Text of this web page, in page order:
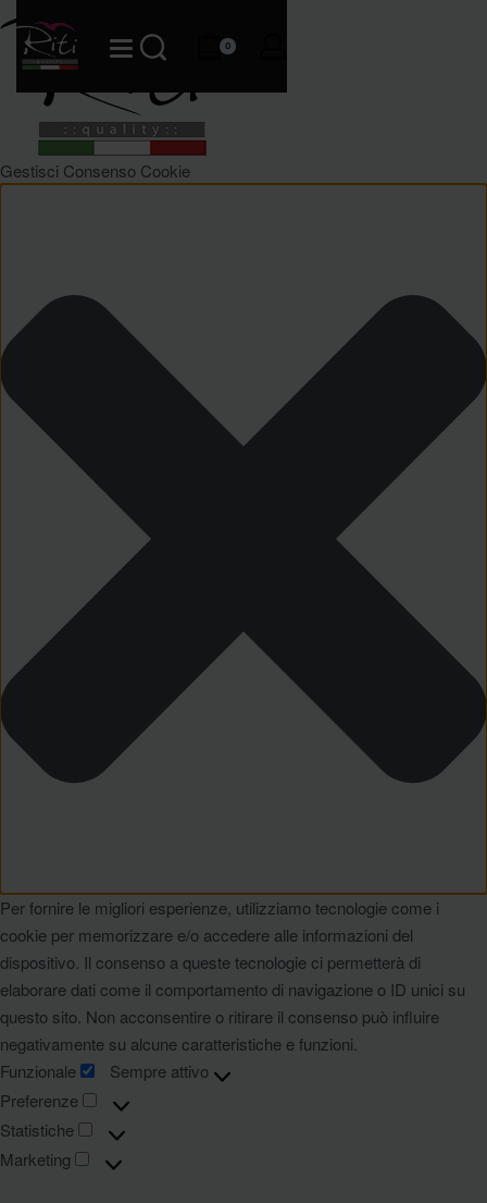
Gestisci Consenso Cookie
Per fornire le migliori esperienze, utilizziamo tecnologie come i
cookie per memorizzare e/o accedere alle informazioni del
dispositivo. Il consenso a queste tecnologie ci permetterà di
elaborare dati come il comportamento di navigazione o ID unici su
questo sito. Non acconsentire o ritirare il consenso può influire
negativamente su alcune caratteristiche e funzioni.
Funzionale
Sempre attivo
Preferenze
Statistiche
Marketing
0